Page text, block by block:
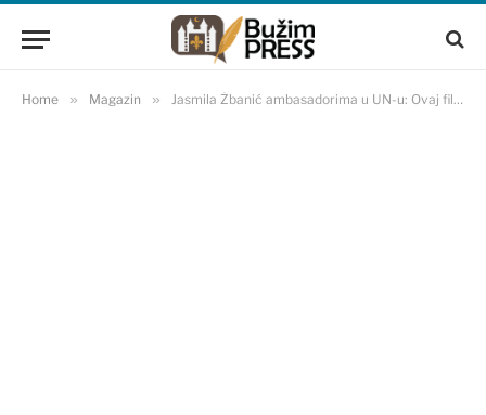
Home » Magazin » Jasmila Žbanić ambasadorima u UN-u: Ovaj film i ova rezolucija su poziv na mir